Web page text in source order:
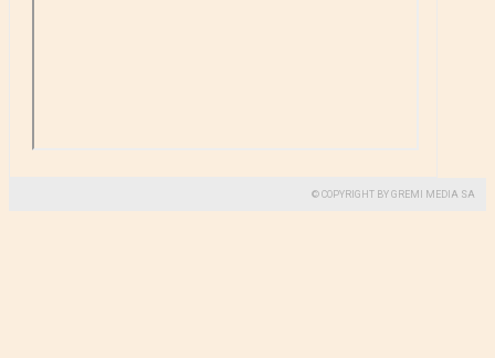
© COPYRIGHT BY GREMI MEDIA SA